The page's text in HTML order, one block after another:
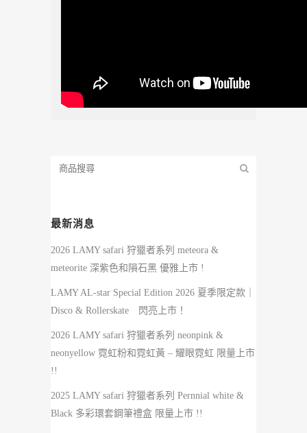
最新消息
2026 LAMY safari 狩獵者系列 meteora &
meteorite 深紫色和隕石黑 優雅上市 !
LAMY AL-star Special Edition 2026 夏季限定款｜
Disco & Rollerskate 閃亮上市！
2026 LAMY safari 狩獵者系列 neonpink &
neonyellow 霓虹粉和霓虹黃 – 耀眼霓虹 限量上市
!!
2025 LAMY safari 狩獵者系列 Pernnial white &
Black 多彩環套鋼筆禮盒 限量上市 !!